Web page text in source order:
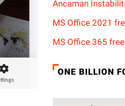
Ancaman
MS Office 2021
MS Office 365
ONE BILLION